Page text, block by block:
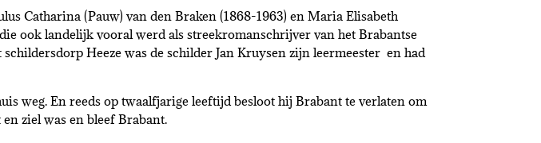
Catharina (Pauw) van den Braken (1868-1963) en Maria Elisabeth
ook landelijk vooral werd als streekromanschrijver van het Brabantse
Heeze was de schilder Jan Kruysen zijn leermeester en had
weg. En reeds op twaalfjarige leeftijd besloot hij Brabant te verlaten om
ziel was en bleef Brabant.